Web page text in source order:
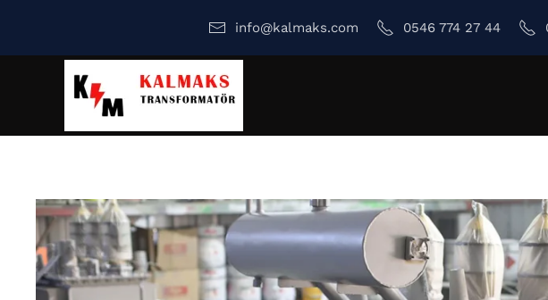
info@kalmaks.com 0546 774 27 44